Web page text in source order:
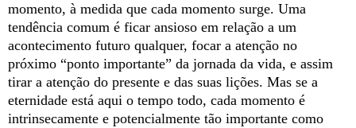
momento, à medida que cada momento surge. Uma
tendência comum é ficar ansioso em relação a um
acontecimento futuro qualquer, focar a atenção no
próximo “ponto importante” da jornada da vida, e assim
tirar a atenção do presente e das suas lições. Mas se a
eternidade está aqui o tempo todo, cada momento é
intrinsecamente e potencialmente tão importante como